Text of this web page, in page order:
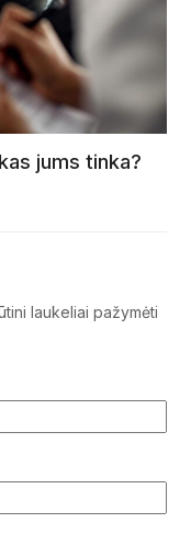
jums tinka?
laukeliai pažymėti